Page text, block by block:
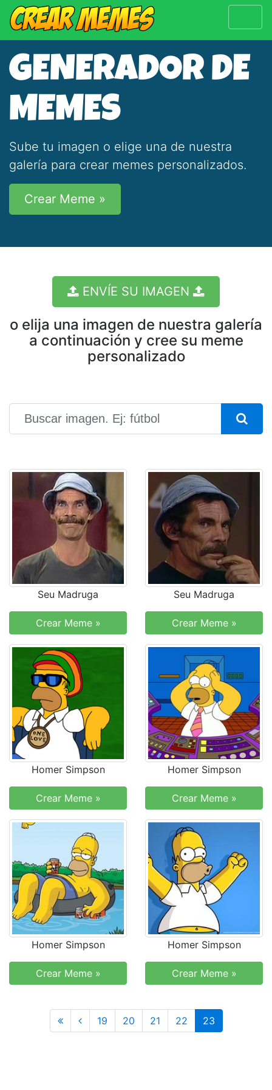
GENERADOR DE
MEMES
Sube tu imagen o elige una de nuestra
galería para crear memes personalizados.
Crear Meme »
ENVÍE SU IMAGEN
o elija una imagen de nuestra galería
a continuación y cree su meme
personalizado
Seu Madruga
Crear Meme »
Seu Madruga
Crear Meme »
Homer Simpson
Crear Meme »
Homer Simpson
Crear Meme »
Homer Simpson
Crear Meme »
Homer Simpson
Crear Meme »
Anterior
19 20 21 22 23